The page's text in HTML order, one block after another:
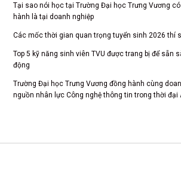
Tại sao nói học tại Trường Đại học Trưng Vương
hành là tại doanh nghiệp
Các mốc thời gian quan trọng tuyển sinh 2026 thí
Top 5 kỹ năng sinh viên TVU được trang bị để sẵn
động
Trường Đại học Trưng Vương đồng hành cùng
nguồn nhân lực Công nghệ thông tin trong thời đại